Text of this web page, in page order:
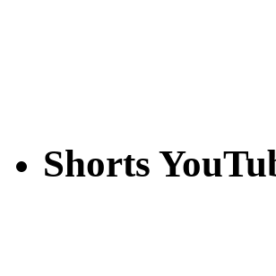
Shorts